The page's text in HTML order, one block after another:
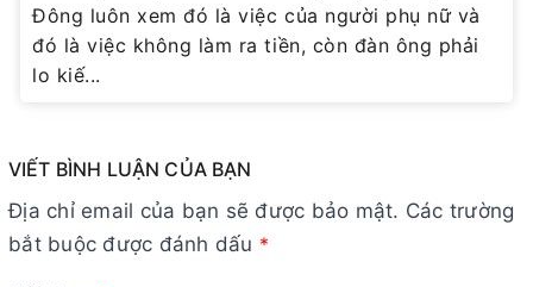
Đông luôn xem đó là việc của người phụ nữ và
đó là việc không làm ra tiền, còn đàn ông phải
lo kiế...
VIẾT BÌNH LUẬN CỦA BẠN
Địa chỉ email của bạn sẽ được bảo mật. Các trường
bắt buộc được đánh dấu *